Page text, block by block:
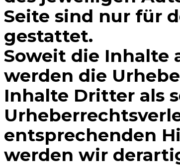
Seite sind nur für
gestattet.
Soweit die Inhalte
werden die
Inhalte Dritter als
entsprechenden
werden wir